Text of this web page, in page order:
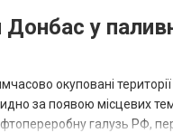
у
окуповані
за появою місцевих
галузь РФ,